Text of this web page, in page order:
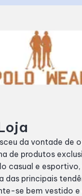
da vontade de
de produtos
casual e esportivo,
das principais
se bem vestido e